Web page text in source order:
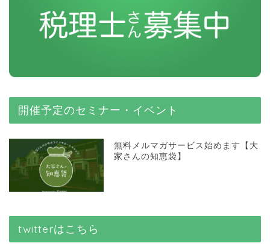
開催予定のセミナー・イベント
無料メルマガサービス始めます【大
家さんの知恵袋】
twitterはこちら